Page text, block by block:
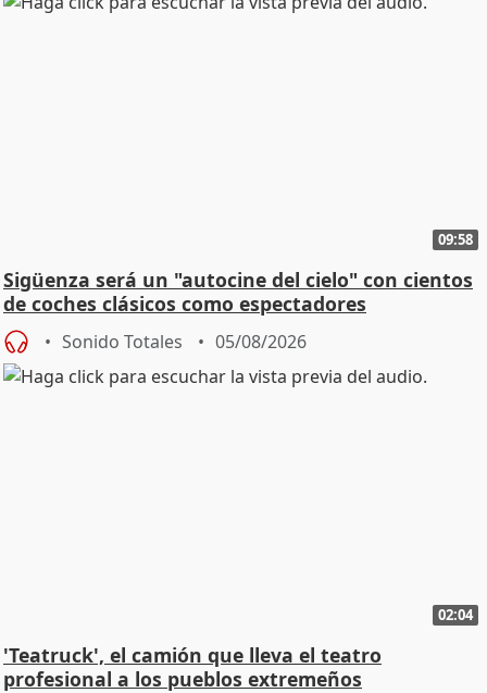
09:58
Sigüenza será un "autocine del cielo" con cientos
de coches clásicos como espectadores
Sonido Totales 05/08/2026
02:04
'Teatruck', el camión que lleva el teatro
profesional a los pueblos extremeños